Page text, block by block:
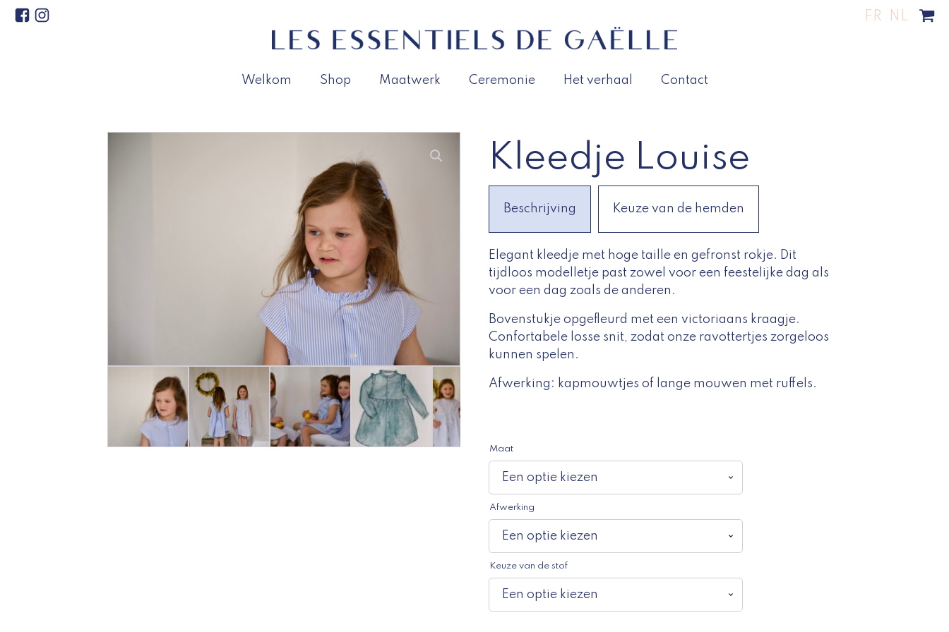
FR NL
Welkom Shop Maatwerk Ceremonie Het verhaal Contact
Kleedje Louise
Beschrijving Keuze van de hemden
Elegant kleedje met hoge taille en gefronst rokje. Dit
tijdloos modelletje past zowel voor een feestelijke dag als
voor een dag zoals de anderen.
Bovenstukje opgefleurd met een victoriaans kraagje.
Confortabele losse snit, zodat onze ravottertjes zorgeloos
kunnen spelen.
Afwerking: kapmouwtjes of lange mouwen met ruffels.
Maat
Afwerking
Keuze van de stof